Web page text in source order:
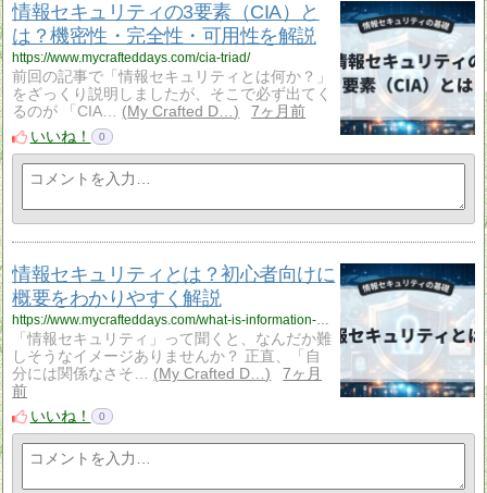
情報セキュリティの3要素（CIA）と
は？機密性・完全性・可用性を解説
https://www.mycrafteddays.com/cia-triad/
前回の記事で「情報セキュリティとは何か？」
をざっくり説明しましたが、そこで必ず出てく
るのが 「CIA…
My Crafted D…
7ヶ月前
いいね！
0
情報セキュリティとは？初心者向けに
概要をわかりやすく解説
「情報セキュリティ」って聞くと、なんだか難
しそうなイメージありませんか？ 正直、「自
分には関係なさそ…
My Crafted D…
7ヶ月
前
いいね！
0